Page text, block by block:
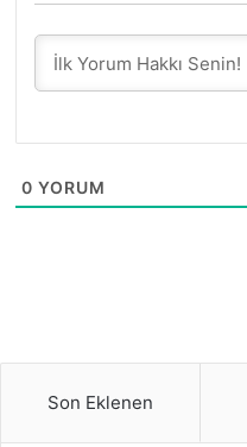
0 YORUM
Son Eklenen